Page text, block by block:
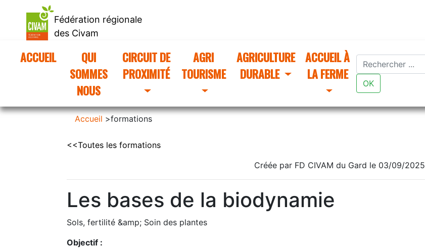
Fédération régionale
des Civam
ACCUEIL(CURRENT)
QUI
SOMMES
NOUS
CIRCUIT DE
PROXIMITÉ
AGRI
TOURISME
AGRICULTURE
DURABLE
ACCUEIL À
LA FERME
OK
Accueil >formations
<<Toutes les formations
Créée par FD CIVAM du Gard le 03/09/2025
Les bases de la biodynamie
Sols, fertilité &amp; Soin des plantes
Objectif :